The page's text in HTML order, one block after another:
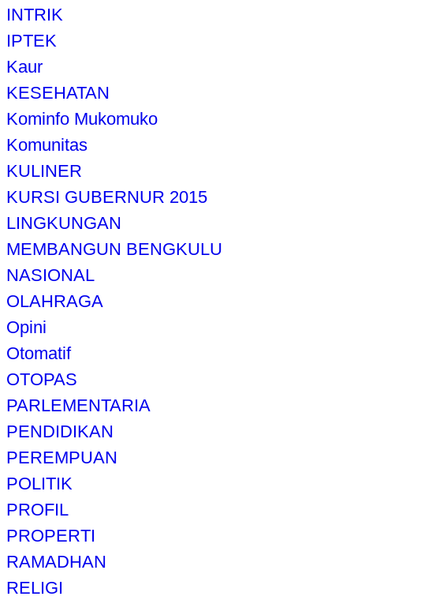
INTRIK
IPTEK
Kaur
KESEHATAN
Kominfo Mukomuko
Komunitas
KULINER
KURSI GUBERNUR 2015
LINGKUNGAN
MEMBANGUN BENGKULU
NASIONAL
OLAHRAGA
Opini
Otomatif
OTOPAS
PARLEMENTARIA
PENDIDIKAN
PEREMPUAN
POLITIK
PROFIL
PROPERTI
RAMADHAN
RELIGI